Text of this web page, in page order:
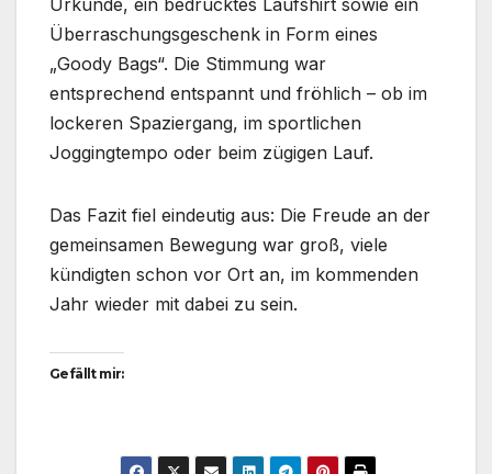
Urkunde, ein bedrucktes Laufshirt sowie ein
Überraschungsgeschenk in Form eines
„Goody Bags“. Die Stimmung war
entsprechend entspannt und fröhlich – ob im
lockeren Spaziergang, im sportlichen
Joggingtempo oder beim zügigen Lauf.
Das Fazit fiel eindeutig aus: Die Freude an der
gemeinsamen Bewegung war groß, viele
kündigten schon vor Ort an, im kommenden
Jahr wieder mit dabei zu sein.
Gefällt mir: